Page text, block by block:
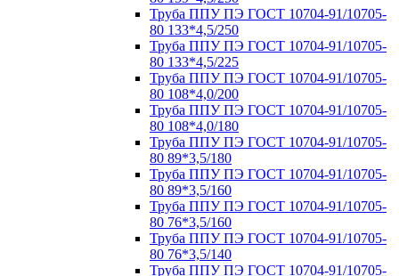
Труба ППУ ПЭ ГОСТ 10704-91/10705-
80 133*4,5/250
Труба ППУ ПЭ ГОСТ 10704-91/10705-
80 133*4,5/225
Труба ППУ ПЭ ГОСТ 10704-91/10705-
80 108*4,0/200
Труба ППУ ПЭ ГОСТ 10704-91/10705-
80 108*4,0/180
Труба ППУ ПЭ ГОСТ 10704-91/10705-
80 89*3,5/180
Труба ППУ ПЭ ГОСТ 10704-91/10705-
80 89*3,5/160
Труба ППУ ПЭ ГОСТ 10704-91/10705-
80 76*3,5/160
Труба ППУ ПЭ ГОСТ 10704-91/10705-
80 76*3,5/140
Труба ППУ ПЭ ГОСТ 10704-91/10705-